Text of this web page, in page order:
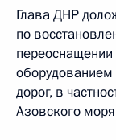
Глава ДНР
по
оборудованием
дорог, в
Азовского